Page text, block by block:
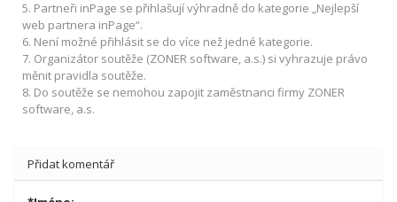
5. Partneři inPage se přihlašují výhradně do kategorie „Nejlepší
web partnera inPage“.
6. Není možné přihlásit se do více než jedné kategorie.
7. Organizátor soutěže (ZONER software, a.s.) si vyhrazuje právo
měnit pravidla soutěže.
8. Do soutěže se nemohou zapojit zaměstnanci firmy ZONER
software, a.s.
Přidat komentář